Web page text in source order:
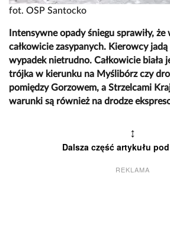
fot. OSP Santocko
Intensywne opady śniegu sprawiły,
całkowicie zasypanych. Kierowcy
wypadek nietrudno. Całkowicie biała
trójka w kierunku na Myślibórz czy
pomiędzy Gorzowem, a Strzelcami
warunki są również na drodze
↕
Dalsza część artykułu
REKLAMA